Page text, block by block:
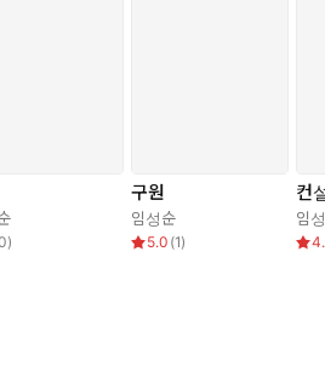
속하지 않는 독특한 구성은 경장편 소
한 살린 작가의 기획력이 돋보이는 부
시간이 짧은 경장편 소설의 한계를
)
구원
임성순
5.0 (1)
컨
임